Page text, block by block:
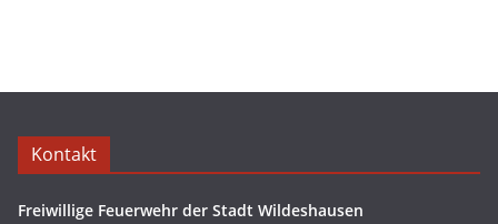
Kontakt
Freiwillige Feuerwehr der Stadt Wildeshausen